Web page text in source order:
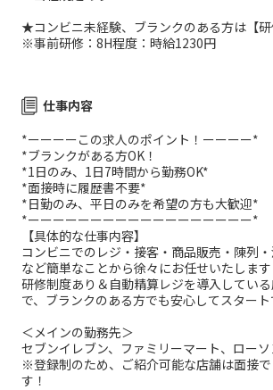
★コンビニ未経験、ブランクのある方は【研
※事前研修：8H程度：時給1230円
仕事内容
*ーーーーこの求人のポイント！ーーーー*
*ブランクがある方OK！
*1日のみ、1日7時間から勤務OK*
*面接時に履歴書不要*
*日勤のみ、平日のみを希望の方も大歓迎*
*ーーーーーーーーーーーーーーーーーー*
【具体的な仕事内容】
コンビニでのレジ・接客・商品販売・陳列
など簡単なことから徐々にお任せいたします
研修制度あり＆自動精算レジを導入してい
で、ブランクのある方でも安心してスタート
＜メインの勤務先＞
セブンイレブン、ファミリーマート、ロー
※登録制のため、ご紹介可能な店舗は面接
す！